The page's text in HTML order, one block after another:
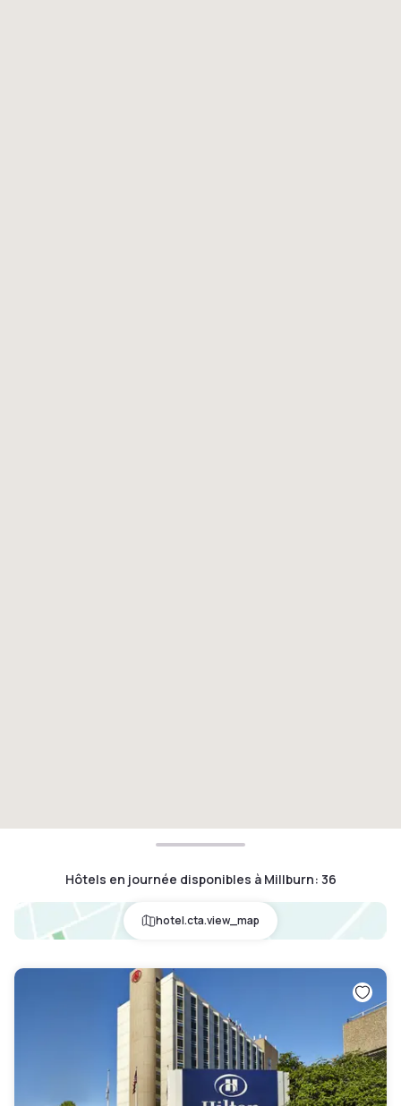
Hôtels en journée disponibles à Millburn: 36
hotel.cta.view_map